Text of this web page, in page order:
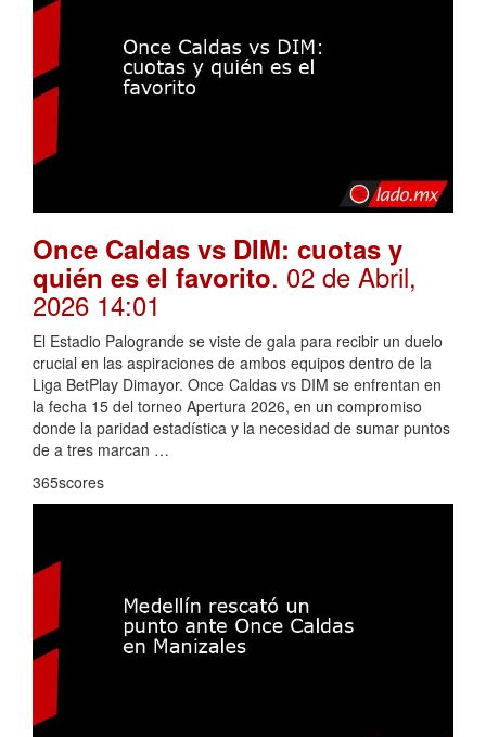
Once Caldas vs DIM: cuotas y
quién es el favorito. 02 de Abril,
2026 14:01
El Estadio Palogrande se viste de gala para recibir un duelo
crucial en las aspiraciones de ambos equipos dentro de la
Liga BetPlay Dimayor. Once Caldas vs DIM se enfrentan en
la fecha 15 del torneo Apertura 2026, en un compromiso
donde la paridad estadística y la necesidad de sumar puntos
de a tres marcan …
365scores